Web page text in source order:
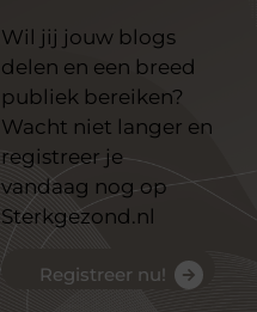
Wil jij jouw blogs
delen en een breed
publiek bereiken?
Wacht niet langer en
registreer je
vandaag nog op
Sterkgezond.nl
Registreer nu!